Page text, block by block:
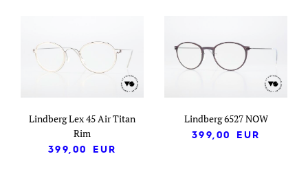
Lindberg Lex 45 Air Titan
Rim
399,00
EUR
Lindberg 6527 NOW
399,00
EUR